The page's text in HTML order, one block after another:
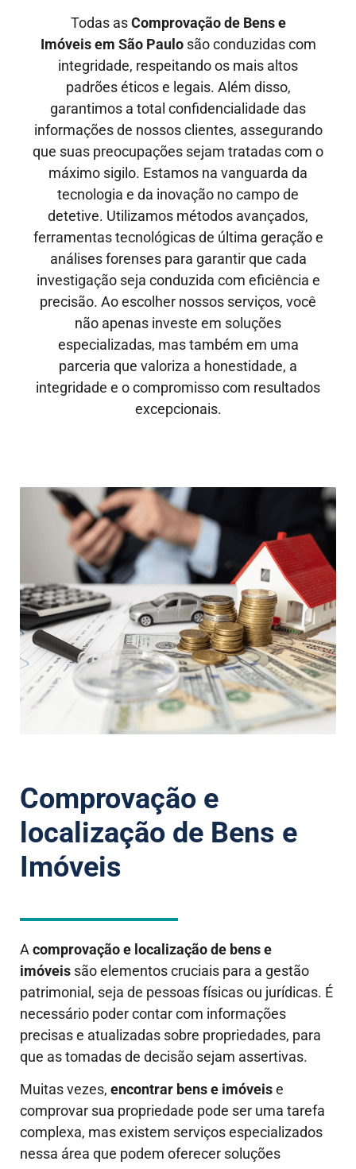
Todas asComprovação de Bens e
Imóveis em São Paulo são conduzidas com
integridade, respeitando os mais altos
padrões éticos e legais. Além disso,
garantimos a total confidencialidade das
informações de nossos clientes, assegurando
que suas preocupações sejam tratadas com o
máximo sigilo. Estamos na vanguarda da
tecnologia e da inovação no campo de
detetive. Utilizamos métodos avançados,
ferramentas tecnológicas de última geração e
análises forenses para garantir que cada
investigação seja conduzida com eficiência e
precisão. Ao escolher nossos serviços, você
não apenas investe em soluções
especializadas, mas também em uma
parceria que valoriza a honestidade, a
integridade e o compromisso com resultados
excepcionais.
Comprovação e
localização de Bens e
Imóveis
A comprovação e localização de bens e
imóveis são elementos cruciais para a gestão
patrimonial, seja de pessoas físicas ou jurídicas. É
necessário poder contar com informações
precisas e atualizadas sobre propriedades, para
que as tomadas de decisão sejam assertivas.
Muitas vezes, encontrar bens e imóveise
comprovar sua propriedade pode ser uma tarefa
complexa, mas existem serviços especializados
nessa área que podem oferecer soluções